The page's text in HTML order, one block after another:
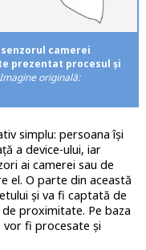
camerei
prezentat procesul și
Imagine originală:
simplu: persoana își
a device-ului, iar
ai camerei sau de
el. O parte din această
și va fi captată de
proximitate. Pe baza
vor fi procesate și